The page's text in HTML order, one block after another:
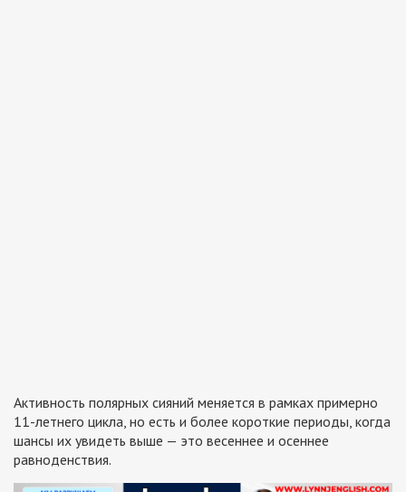
Активность полярных сияний меняется в рамках примерно
11-летнего цикла, но есть и более короткие периоды, когда
шансы их увидеть выше — это весеннее и осеннее
равноденствия.